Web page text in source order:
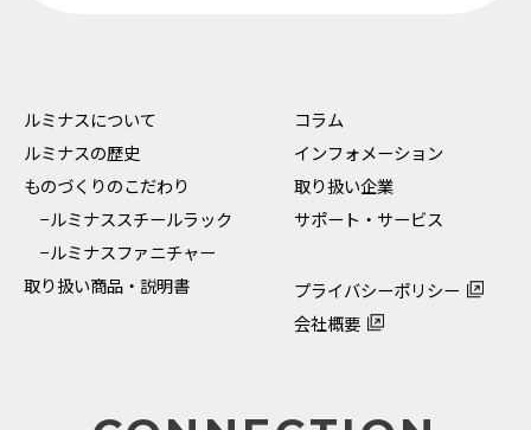
ルミナスについて
ルミナスの歴史
ものづくりのこだわり
−ルミナススチールラック
−ルミナスファニチャー
取り扱い商品・説明書
コラム
インフォメーション
取り扱い企業
サポート・サービス
プライバシーポリシー
会社概要